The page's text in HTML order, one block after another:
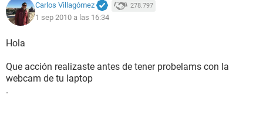
Carlos Villagómez 278.797
1 sep 2010 a las 16:34
Hola
Que acción realizaste antes de tener probelams con la
webcam de tu laptop
.